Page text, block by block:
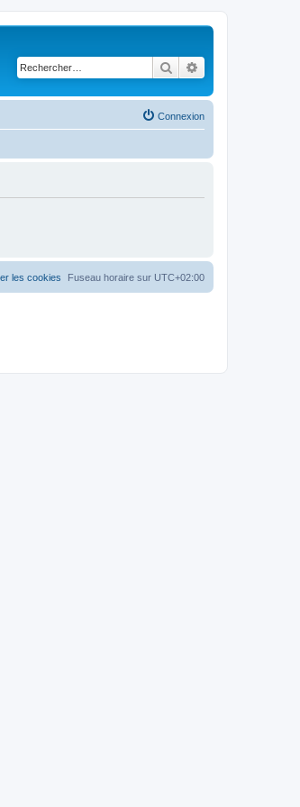
Rechercher
Connexion
Fuseau horaire sur UTC+02:00
les cookies